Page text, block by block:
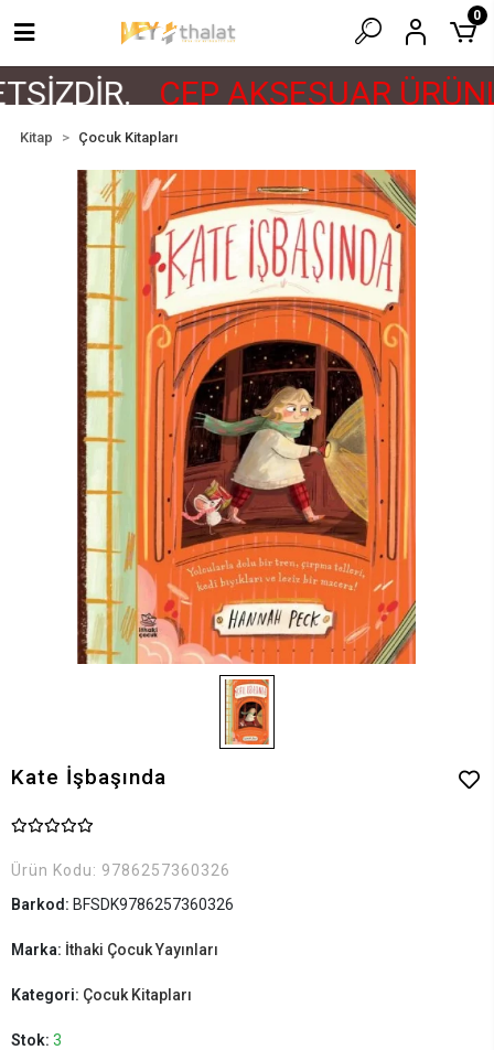
CEP AKSESUAR
0
Kitap Çocuk Kitapları
Kate İşbaşında
Ürün Kodu: 9786257360326
Barkod: BFSDK9786257360326
Marka: İthaki Çocuk Yayınları
Kategori: Çocuk Kitapları
Stok: 3